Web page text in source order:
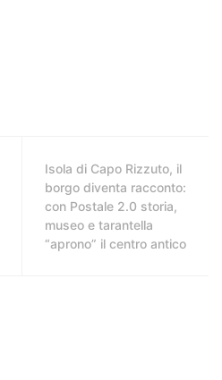
Isola di Capo Rizzuto, il
borgo diventa racconto:
con Postale 2.0 storia,
museo e tarantella
“aprono” il centro antico